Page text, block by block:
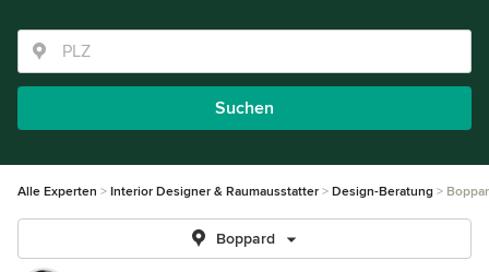
Suchen
Alle Experten Interior Designer & Raumausstatter Design-Beratung
Boppard